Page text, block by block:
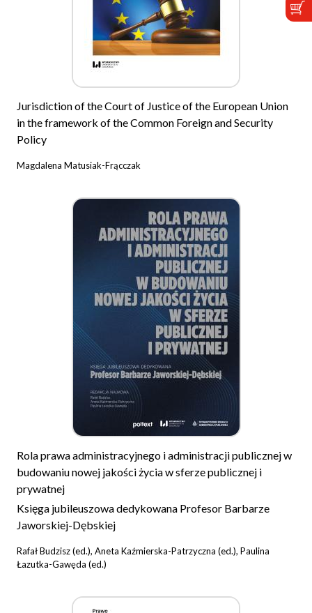
Jurisdiction of the Court of Justice of the European Union
in the framework of the Common Foreign and Security
Policy
Magdalena Matusiak-Frącczak
Rola prawa administracyjnego i administracji publicznej w
budowaniu nowej jakości życia w sferze publicznej i
prywatnej
Księga jubileuszowa dedykowana Profesor Barbarze
Jaworskiej-Dębskiej
Rafał Budzisz (ed.), Aneta Kaźmierska-Patrzyczna (ed.), Paulina
Łazutka-Gawęda (ed.)